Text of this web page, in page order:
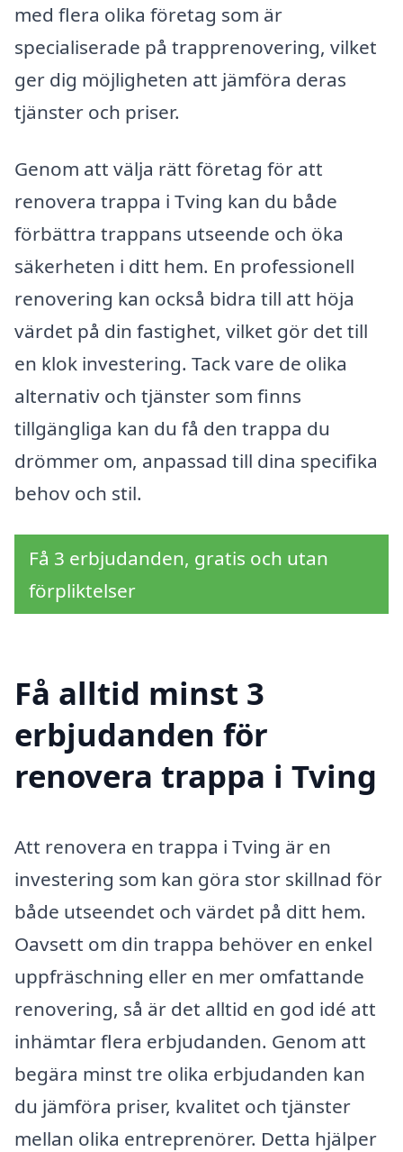
med flera olika företag som är
specialiserade på trapprenovering, vilket
ger dig möjligheten att jämföra deras
tjänster och priser.
Genom att välja rätt företag för att
renovera trappa i Tving kan du både
förbättra trappans utseende och öka
säkerheten i ditt hem. En professionell
renovering kan också bidra till att höja
värdet på din fastighet, vilket gör det till
en klok investering. Tack vare de olika
alternativ och tjänster som finns
tillgängliga kan du få den trappa du
drömmer om, anpassad till dina specifika
behov och stil.
Få 3 erbjudanden, gratis och utan
förpliktelser
Få alltid minst 3
erbjudanden för
renovera trappa i Tving
Att renovera en trappa i Tving är en
investering som kan göra stor skillnad för
både utseendet och värdet på ditt hem.
Oavsett om din trappa behöver en enkel
uppfräschning eller en mer omfattande
renovering, så är det alltid en god idé att
inhämtar flera erbjudanden. Genom att
begära minst tre olika erbjudanden kan
du jämföra priser, kvalitet och tjänster
mellan olika entreprenörer. Detta hjälper